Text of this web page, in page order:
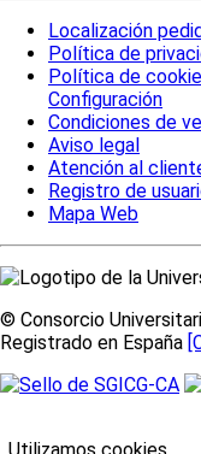
Localización
Política de
Política de
Configuración
Condiciones de
Aviso legal
Atención al
Registro de
Mapa Web
© Consorcio
Registrado en España
Utilizamos cookies